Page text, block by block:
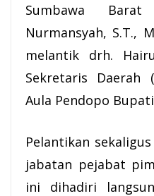
Sumbawa
Nurmansyah, S.T.,
melantik drh.
Sekretaris Daerah
Aula Pendopo
Pelantikan
jabatan pejabat
ini dihadiri